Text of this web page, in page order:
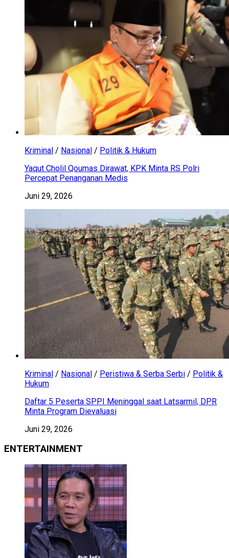
Kriminal / Nasional / Politik & Hukum
Yaqut Cholil Qoumas Dirawat, KPK Minta RS Polri
Percepat Penanganan Medis
Juni 29, 2026
Kriminal / Nasional / Peristiwa & Serba Serbi / Politik &
Hukum
Daftar 5 Peserta SPPI Meninggal saat Latsarmil, DPR
Minta Program Dievaluasi
Juni 29, 2026
ENTERTAINMENT